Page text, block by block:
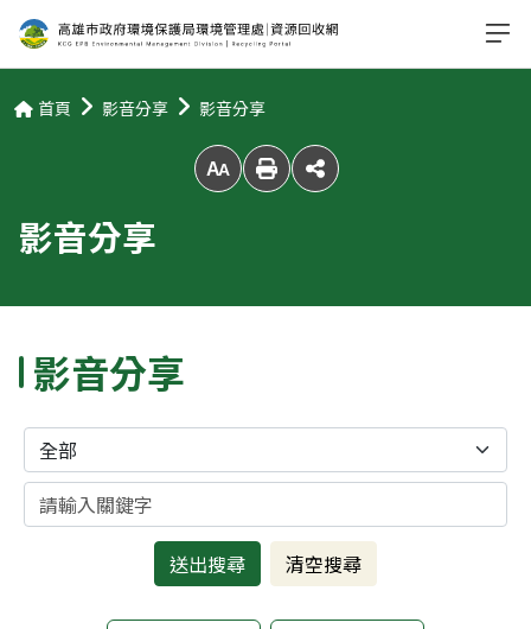
首頁 影音分享 影音分享
放大字級
影音分享
影音分享
分類
關鍵字